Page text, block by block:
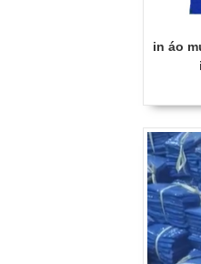
in áo